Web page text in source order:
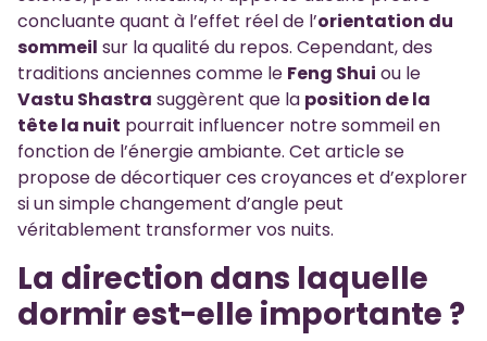
concluante quant à l’effet réel de l’orientation du
sommeil sur la qualité du repos. Cependant, des
traditions anciennes comme le Feng Shui ou le
Vastu Shastra suggèrent que la position de la
tête la nuit pourrait influencer notre sommeil en
fonction de l’énergie ambiante. Cet article se
propose de décortiquer ces croyances et d’explorer
si un simple changement d’angle peut
véritablement transformer vos nuits.
La direction dans laquelle
dormir est-elle importante ?